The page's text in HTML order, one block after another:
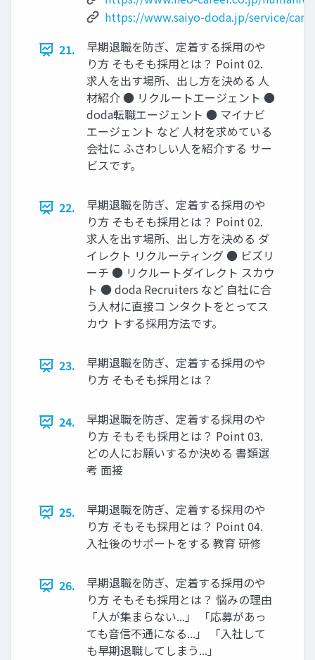
https://www.saiyo-doda.jp/service/
21.
早期退職を防ぎ、定着する採用のや
り方 そもそも採⽤とは？ Point 02.
求人を出す場所、出し方を決める ⼈
材紹介 ● リクルートエージェント ●
doda転職エージェント ● マイナビ
エージェント など ⼈材を求めている
会社に ふさわしい⼈を紹介する サー
ビスです。
22.
早期退職を防ぎ、定着する採用のや
り方 そもそも採⽤とは？ Point 02.
求人を出す場所、出し方を決める ダ
イレクト リクルーティング ● ビズリ
ーチ ● リクルートダイレクト スカウ
ト ● doda Recruiters など ⾃社に合
う⼈材に直接コ ンタクトをとってス
カウ トする採⽤⽅法です。
23.
早期退職を防ぎ、定着する採用のや
り方 そもそも採⽤とは？
24.
早期退職を防ぎ、定着する採用のや
り方 そもそも採⽤とは？ Point 03.
どの人にお願いするか決める 書類選
考 ⾯接
25.
早期退職を防ぎ、定着する採用のや
り方 そもそも採⽤とは？ Point 04.
入社後のサポートをする 教育 研修
26.
早期退職を防ぎ、定着する採用のや
り方 そもそも採⽤とは？ 悩みの理由
「⼈が集まらない...」 「応募があっ
ても⾳信不通になる...」 「⼊社して
も早期退職してしまう...」